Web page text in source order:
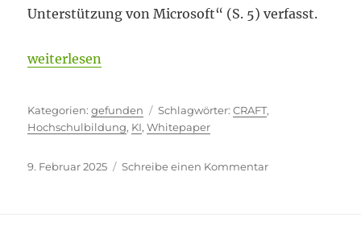
Unterstützung von Microsoft“ (S. 5) verfasst.
„Einfach mit KI vertrauter werden“
weiterlesen
Kategorien
gefunden Schlagwörter
CRAFT,
Hochschulbildung, KI,Whitepaper
Veröffentlicht
9. Februar 2025 Schreibe einen Kommentarzu